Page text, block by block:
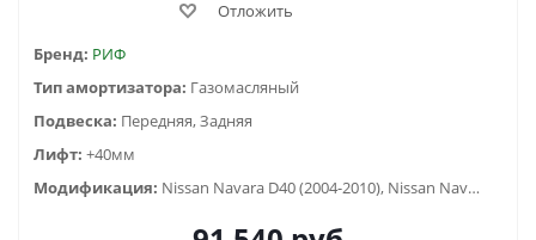
Отложить
Бренд: РИФ
Тип амортизатора: Газомасляный
Подвеска: Передняя, Задняя
Лифт: +40мм
Модификация:
Nissan Navara D40 (2004-2010), Nissan Navara D40 (2010-2015)